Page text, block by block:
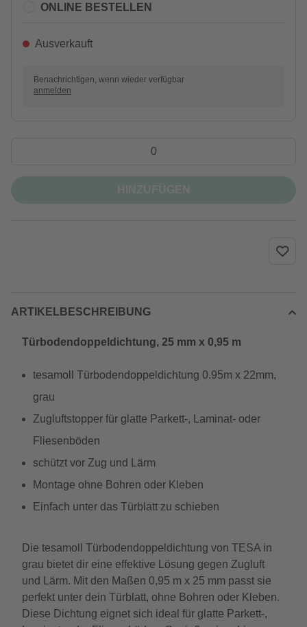
ONLINE BESTELLEN
Ausverkauft
Benachrichtigen, wenn wieder verfügbar
anmelden
ARTIKELBESCHREIBUNG
Türbodendoppeldichtung, 25 mm x 0,95 m
tesamoll Türbodendoppeldichtung 0.95m x 22mm,
grau
Zugluftstopper für glatte Parkett-, Laminat- oder
Fliesenböden
schützt vor Zug und Lärm
Montage ohne Bohren oder Kleben
Einfach unter das Türblatt zu schieben
Die tesamoll Türbodendoppeldichtung von TESA in
grau bietet dir eine effektive Lösung gegen Zugluft
und Lärm. Mit den Maßen 0,95 m x 25 mm passt sie
perfekt unter dein Türblatt, ohne Bohren oder Kleben.
Diese Dichtung eignet sich ideal für glatte Parkett-,